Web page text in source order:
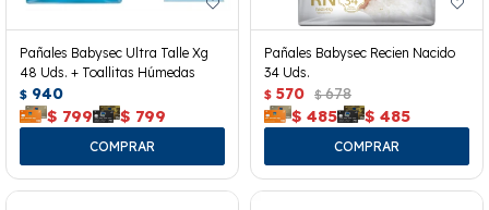
Pañales Babysec Ultra Talle Xg
48 Uds. + Toallitas Húmedas
$ 940
$ 799 $ 799
Pañales Babysec Recien Nacido
34 Uds.
$ 570 $ 678
$ 485 $ 485